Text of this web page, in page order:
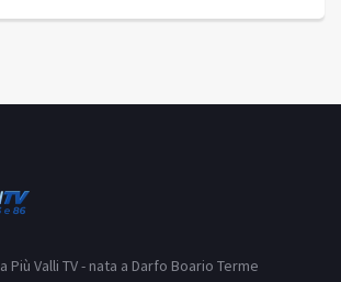
Valli TV - nata a Darfo Boario Terme